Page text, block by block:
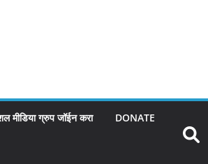
मीडिया ग्रुप जॉईन करा DONATE